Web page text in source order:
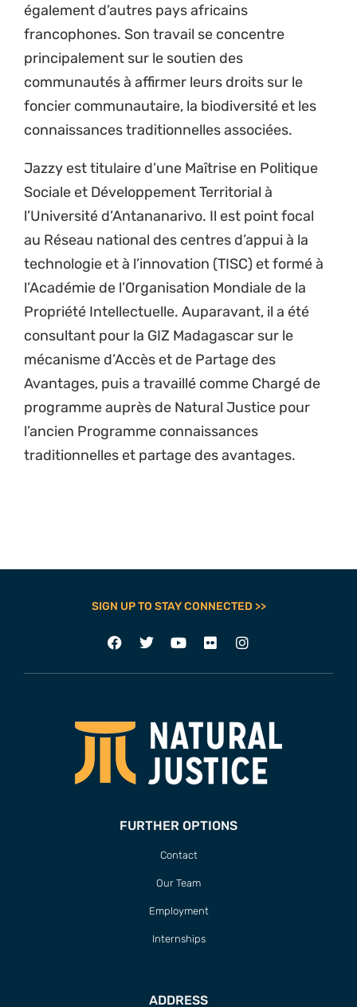
également d’autres pays africains
francophones. Son travail se concentre
principalement sur le soutien des
communautés à affirmer leurs droits sur le
foncier communautaire, la biodiversité et les
connaissances traditionnelles associées.
Jazzy est titulaire d’une Maîtrise en Politique
Sociale et Développement Territorial à
l’Université d’Antananarivo. Il est point focal
au Réseau national des centres d’appui à la
technologie et à l’innovation (TISC) et formé à
l’Académie de l’Organisation Mondiale de la
Propriété Intellectuelle. Auparavant, il a été
consultant pour la GIZ Madagascar sur le
mécanisme d’Accès et de Partage des
Avantages, puis a travaillé comme Chargé de
programme auprès de Natural Justice pour
l’ancien Programme connaissances
traditionnelles et partage des avantages.
SIGN UP TO STAY CONNECTED >>
FURTHER OPTIONS
Contact
Our Team
Employment
Internships
ADDRESS